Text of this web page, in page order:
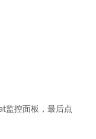
监控面板，最后点